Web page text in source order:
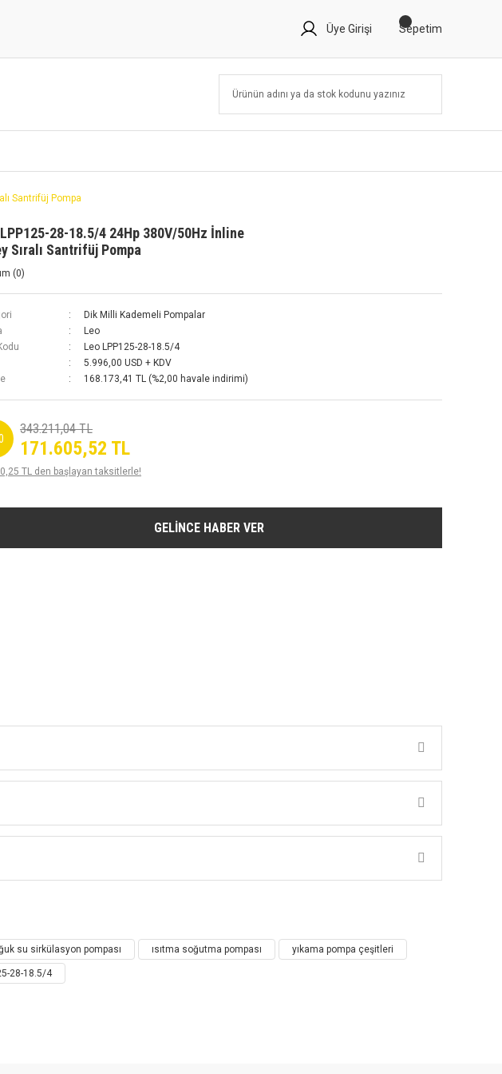
Üye Girişi Sepetim
Santrifüj Pompa
28-18.5/4 24Hp 380V/50Hz İnline
Sıralı Santrifüj Pompa
(0)
Dik Milli Kademeli Pompalar
Leo
Leo LPP125-28-18.5/4
5.996,00 USD + KDV
168.173,41 TL (%2,00 havale indirimi)
343.211,04 TL
171.605,52 TL
TL den başlayan taksitlerle!
GELİNCE HABER VER
SIRALI
Pompa
su sirkülasyon pompası ısıtma soğutma pompası yıkama pompa çeşitleri
28-18.5/4